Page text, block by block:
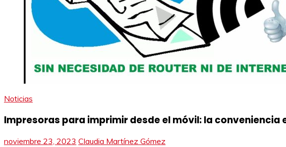
Noticias
Impresoras para imprimir desde el móvil: la conveniencia
noviembre 23, 2023 Claudia Martínez Gómez